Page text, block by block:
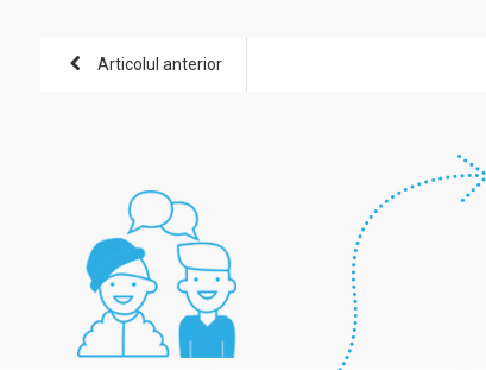
Articolul anterior